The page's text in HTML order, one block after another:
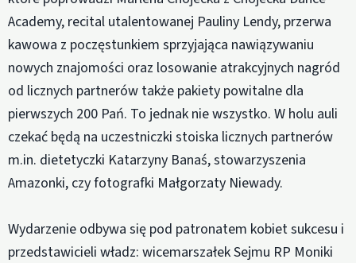
Academy, recital utalentowanej Pauliny Lendy, przerwa
kawowa z poczęstunkiem sprzyjająca nawiązywaniu
nowych znajomości oraz losowanie atrakcyjnych nagród
od licznych partnerów także pakiety powitalne dla
pierwszych 200 Pań. To jednak nie wszystko. W holu auli
czekać będą na uczestniczki stoiska licznych partnerów
m.in. dietetyczki Katarzyny Banaś, stowarzyszenia
Amazonki, czy fotografki Małgorzaty Niewady.
Wydarzenie odbywa się pod patronatem kobiet sukcesu i
przedstawicieli władz: wicemarszałek Sejmu RP Moniki